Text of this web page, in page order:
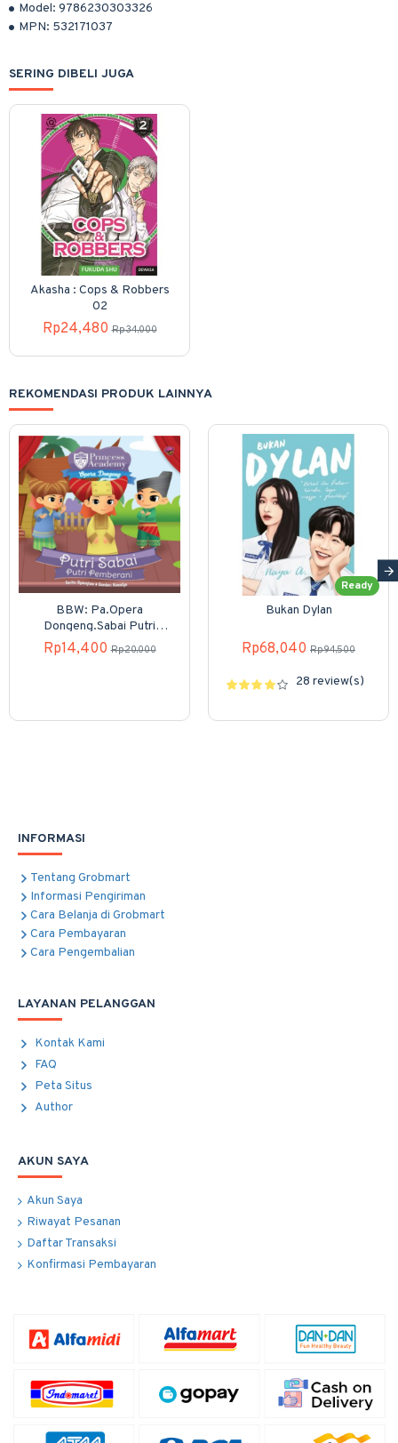
Model: 9786230303326
MPN: 532171037
SERING DIBELI JUGA
Akasha : Cops & Robbers
02
Rp24,480 Rp34,000
REKOMENDASI PRODUK LAINNYA
BBW: Pa.Opera
Dongeng.Sabai Putri
Pemberani (Boardbook)
Rp14,400 Rp20,000
Ready
Bukan Dylan
Rp68,040 Rp94,500
28 review(s)
INFORMASI
Tentang Grobmart
Informasi Pengiriman
Cara Belanja di Grobmart
Cara Pembayaran
Cara Pengembalian
LAYANAN PELANGGAN
Kontak Kami
FAQ
Peta Situs
Author
AKUN SAYA
Akun Saya
Riwayat Pesanan
Daftar Transaksi
Konfirmasi Pembayaran